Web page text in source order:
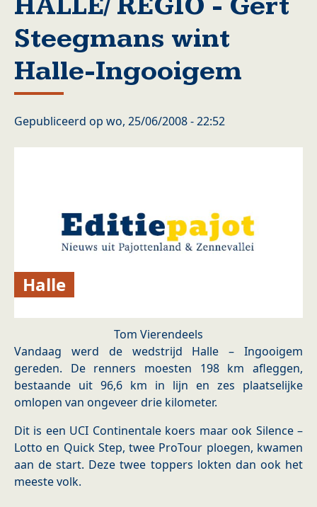
Steegmans wint
Halle-Ingooigem
Gepubliceerd op wo, 25/06/2008 - 22:52
Halle
Tom Vierendeels
Vandaag werd de wedstrijd Halle – Ingooigem
gereden. De renners moesten 198 km afleggen,
bestaande uit 96,6 km in lijn en zes plaatselijke
omlopen van ongeveer drie kilometer.
Dit is een UCI Continentale koers maar ook Silence –
Lotto en Quick Step, twee ProTour ploegen, kwamen
aan de start. Deze twee toppers lokten dan ook het
meeste volk.